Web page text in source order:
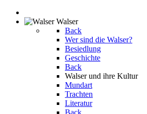
Walser
Back
Wer sind die Walser?
Besiedlung
Geschichte
Back
Walser und ihre Kultur
Mundart
Trachten
Literatur
Back